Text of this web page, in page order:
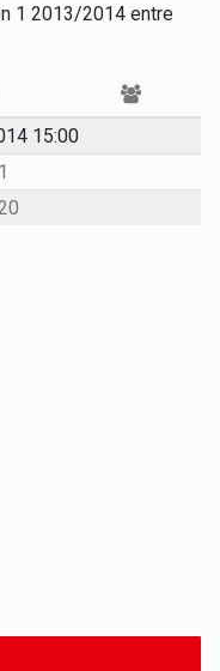
1 2013/2014 entre
15:00